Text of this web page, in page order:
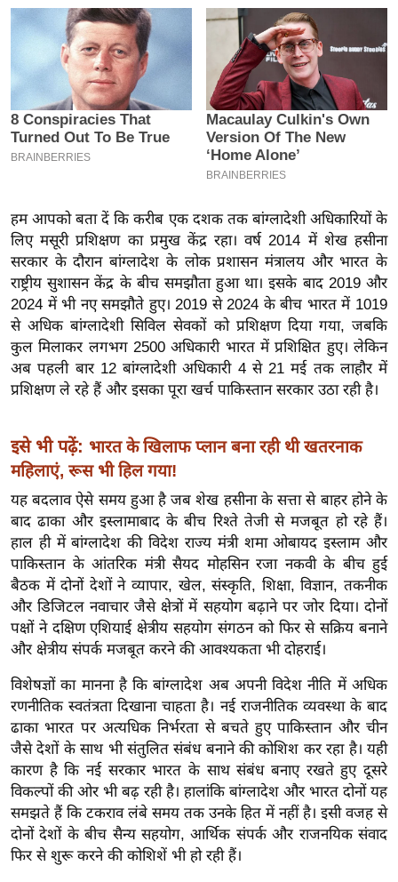
इ
म
-
पे
प
र
ल
बे
मि
सा
ल
श
ख्सि
त
यं
ग
इं
डि
या
सा
हि
त्य
ज
ग
त
ऑ
टो
व
र्ल्ड
न्यू
ज
हम आपको बता दें कि करीब एक दशक तक बांग्लादेशी अधिकारियों के
लिए मसूरी प्रशिक्षण का प्रमुख केंद्र रहा। वर्ष 2014 में शेख हसीना
सरकार के दौरान बांग्लादेश के लोक प्रशासन मंत्रालय और भारत के
राष्ट्रीय सुशासन केंद्र के बीच समझौता हुआ था। इसके बाद 2019 और
2024 में भी नए समझौते हुए। 2019 से 2024 के बीच भारत में 1019
से अधिक बांग्लादेशी सिविल सेवकों को प्रशिक्षण दिया गया, जबकि
कुल मिलाकर लगभग 2500 अधिकारी भारत में प्रशिक्षित हुए। लेकिन
अब पहली बार 12 बांग्लादेशी अधिकारी 4 से 21 मई तक लाहौर में
प्रशिक्षण ले रहे हैं और इसका पूरा खर्च पाकिस्तान सरकार उठा रही है।
इसे भी पढ़ें: भारत के खिलाफ प्लान बना रही थी खतरनाक
महिलाएं, रूस भी हिल गया!
यह बदलाव ऐसे समय हुआ है जब शेख हसीना के सत्ता से बाहर होने के
बाद ढाका और इस्लामाबाद के बीच रिश्ते तेजी से मजबूत हो रहे हैं।
हाल ही में बांग्लादेश की विदेश राज्य मंत्री शमा ओबायद इस्लाम और
पाकिस्तान के आंतरिक मंत्री सैयद मोहसिन रजा नकवी के बीच हुई
बैठक में दोनों देशों ने व्यापार, खेल, संस्कृति, शिक्षा, विज्ञान, तकनीक
और डिजिटल नवाचार जैसे क्षेत्रों में सहयोग बढ़ाने पर जोर दिया। दोनों
पक्षों ने दक्षिण एशियाई क्षेत्रीय सहयोग संगठन को फिर से सक्रिय बनाने
और क्षेत्रीय संपर्क मजबूत करने की आवश्यकता भी दोहराई।
विशेषज्ञों का मानना है कि बांग्लादेश अब अपनी विदेश नीति में अधिक
रणनीतिक स्वतंत्रता दिखाना चाहता है। नई राजनीतिक व्यवस्था के बाद
ढाका भारत पर अत्यधिक निर्भरता से बचते हुए पाकिस्तान और चीन
जैसे देशों के साथ भी संतुलित संबंध बनाने की कोशिश कर रहा है। यही
कारण है कि नई सरकार भारत के साथ संबंध बनाए रखते हुए दूसरे
विकल्पों की ओर भी बढ़ रही है। हालांकि बांग्लादेश और भारत दोनों यह
समझते हैं कि टकराव लंबे समय तक उनके हित में नहीं है। इसी वजह से
दोनों देशों के बीच सैन्य सहयोग, आर्थिक संपर्क और राजनयिक संवाद
फिर से शुरू करने की कोशिशें भी हो रही हैं।